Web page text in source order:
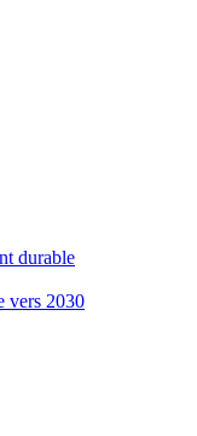
durable
vers 2030